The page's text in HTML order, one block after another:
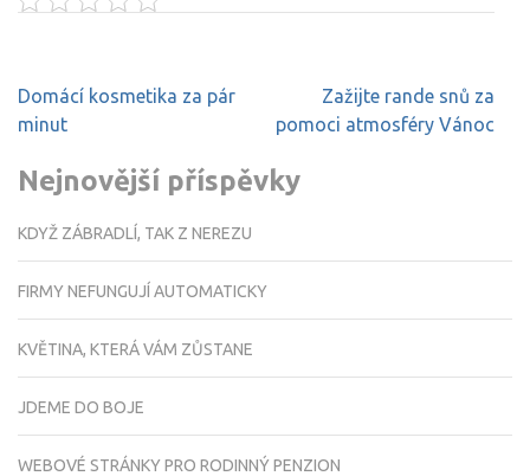
Navigace
pro
Domácí kosmetika za pár
minut
Zažijte rande snů za
pomoci atmosféry Vánoc
Nejnovější příspěvky
KDYŽ ZÁBRADLÍ, TAK Z NEREZU
FIRMY NEFUNGUJÍ AUTOMATICKY
KVĚTINA, KTERÁ VÁM ZŮSTANE
JDEME DO BOJE
WEBOVÉ STRÁNKY PRO RODINNÝ PENZION